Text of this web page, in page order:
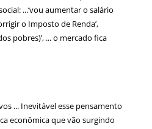
...‘vou aumentar o salário
o Imposto de Renda’,
pobres)’, ... o mercado fica
... Inevitável esse pensamento
econômica que vão surgindo